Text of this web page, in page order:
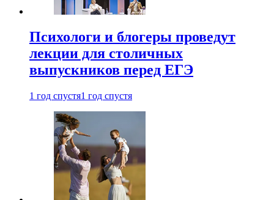
Психологи и блогеры проведут
лекции для столичных
выпускников перед ЕГЭ
1 год спустя1 год спустя